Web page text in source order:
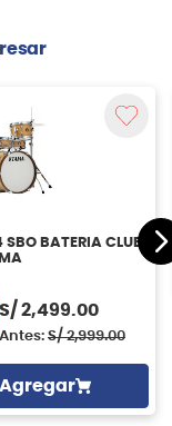
SBO BATERIA CLUB
S/ 2,499.00
Antes: S/ 2,999.00
Agregar